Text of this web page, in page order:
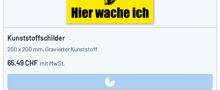
Kunststoffschilder
200 x 200 mm, Gravierter Kunststoff
65.49 CHF mit MwSt.